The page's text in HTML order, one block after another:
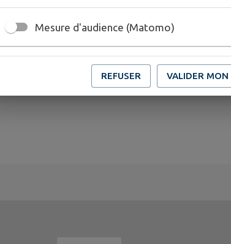
Mesure d'audience (Matomo)
REFUSER VALIDER MON